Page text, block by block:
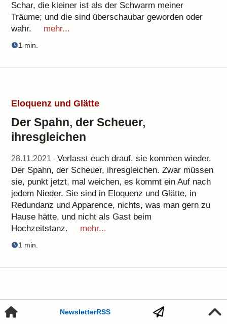
NewsletterRSS
Schar, die kleiner ist als der Schwarm meiner
Träume; und die sind überschaubar geworden oder
wahr.
mehr...
1 min.
Eloquenz und Glätte
Der Spahn, der Scheuer,
ihresgleichen
28.11.2021 -Verlasst euch drauf, sie kommen wieder.
Der Spahn, der Scheuer, ihresgleichen. Zwar müssen
sie, punkt jetzt, mal weichen, es kommt ein Auf nach
jedem Nieder. Sie sind in Eloquenz und Glätte, in
Redundanz und Apparence, nichts, was man gern zu
Hause hätte, und nicht als Gast beim
Hochzeitstanz.
mehr...
1 min.
– und wie's heute so geht